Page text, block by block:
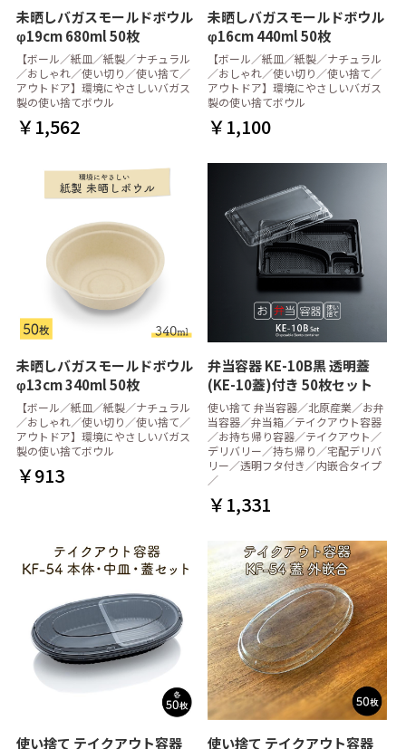
未晒しバガスモールドボウル
φ19cm 680ml 50枚
【ボール／紙皿／紙製／ナチュラル
／おしゃれ／使い切り／使い捨て／
アウトドア】環境にやさしいバガス
製の使い捨てボウル
￥1,562
未晒しバガスモールドボウル
φ16cm 440ml 50枚
【ボール／紙皿／紙製／ナチュラル
／おしゃれ／使い切り／使い捨て／
アウトドア】環境にやさしいバガス
製の使い捨てボウル
￥1,100
未晒しバガスモールドボウル
φ13cm 340ml 50枚
【ボール／紙皿／紙製／ナチュラル
／おしゃれ／使い切り／使い捨て／
アウトドア】環境にやさしいバガス
製の使い捨てボウル
￥913
弁当容器 KE-10B黒 透明蓋
(KE-10蓋)付き 50枚セット
使い捨て 弁当容器／北原産業／お弁
当容器／弁当箱／テイクアウト容器
／お持ち帰り容器／テイクアウト／
デリバリー／持ち帰り／宅配デリバ
リー／透明フタ付き／内嵌合タイプ
／
￥1,331
使い捨て テイクアウト容器 使い捨て テイクアウト容器